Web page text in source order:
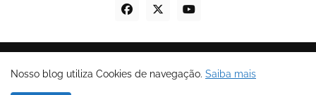
© Copyrights 2025 todos os direitos reservados -RP Indica
Nosso blog utiliza Cookies de navegação. Saiba mais